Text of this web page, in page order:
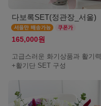
다보록SET(정관장_서울)
165,000원
고급스러운 화기상품과 활기력
+활기단 SET 구성